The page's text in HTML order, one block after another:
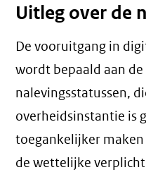
Uitleg over de
De vooruitgang in
wordt bepaald aan de
nalevingsstatussen,
overheidsinstantie is
toegankelijker
de wettelijke